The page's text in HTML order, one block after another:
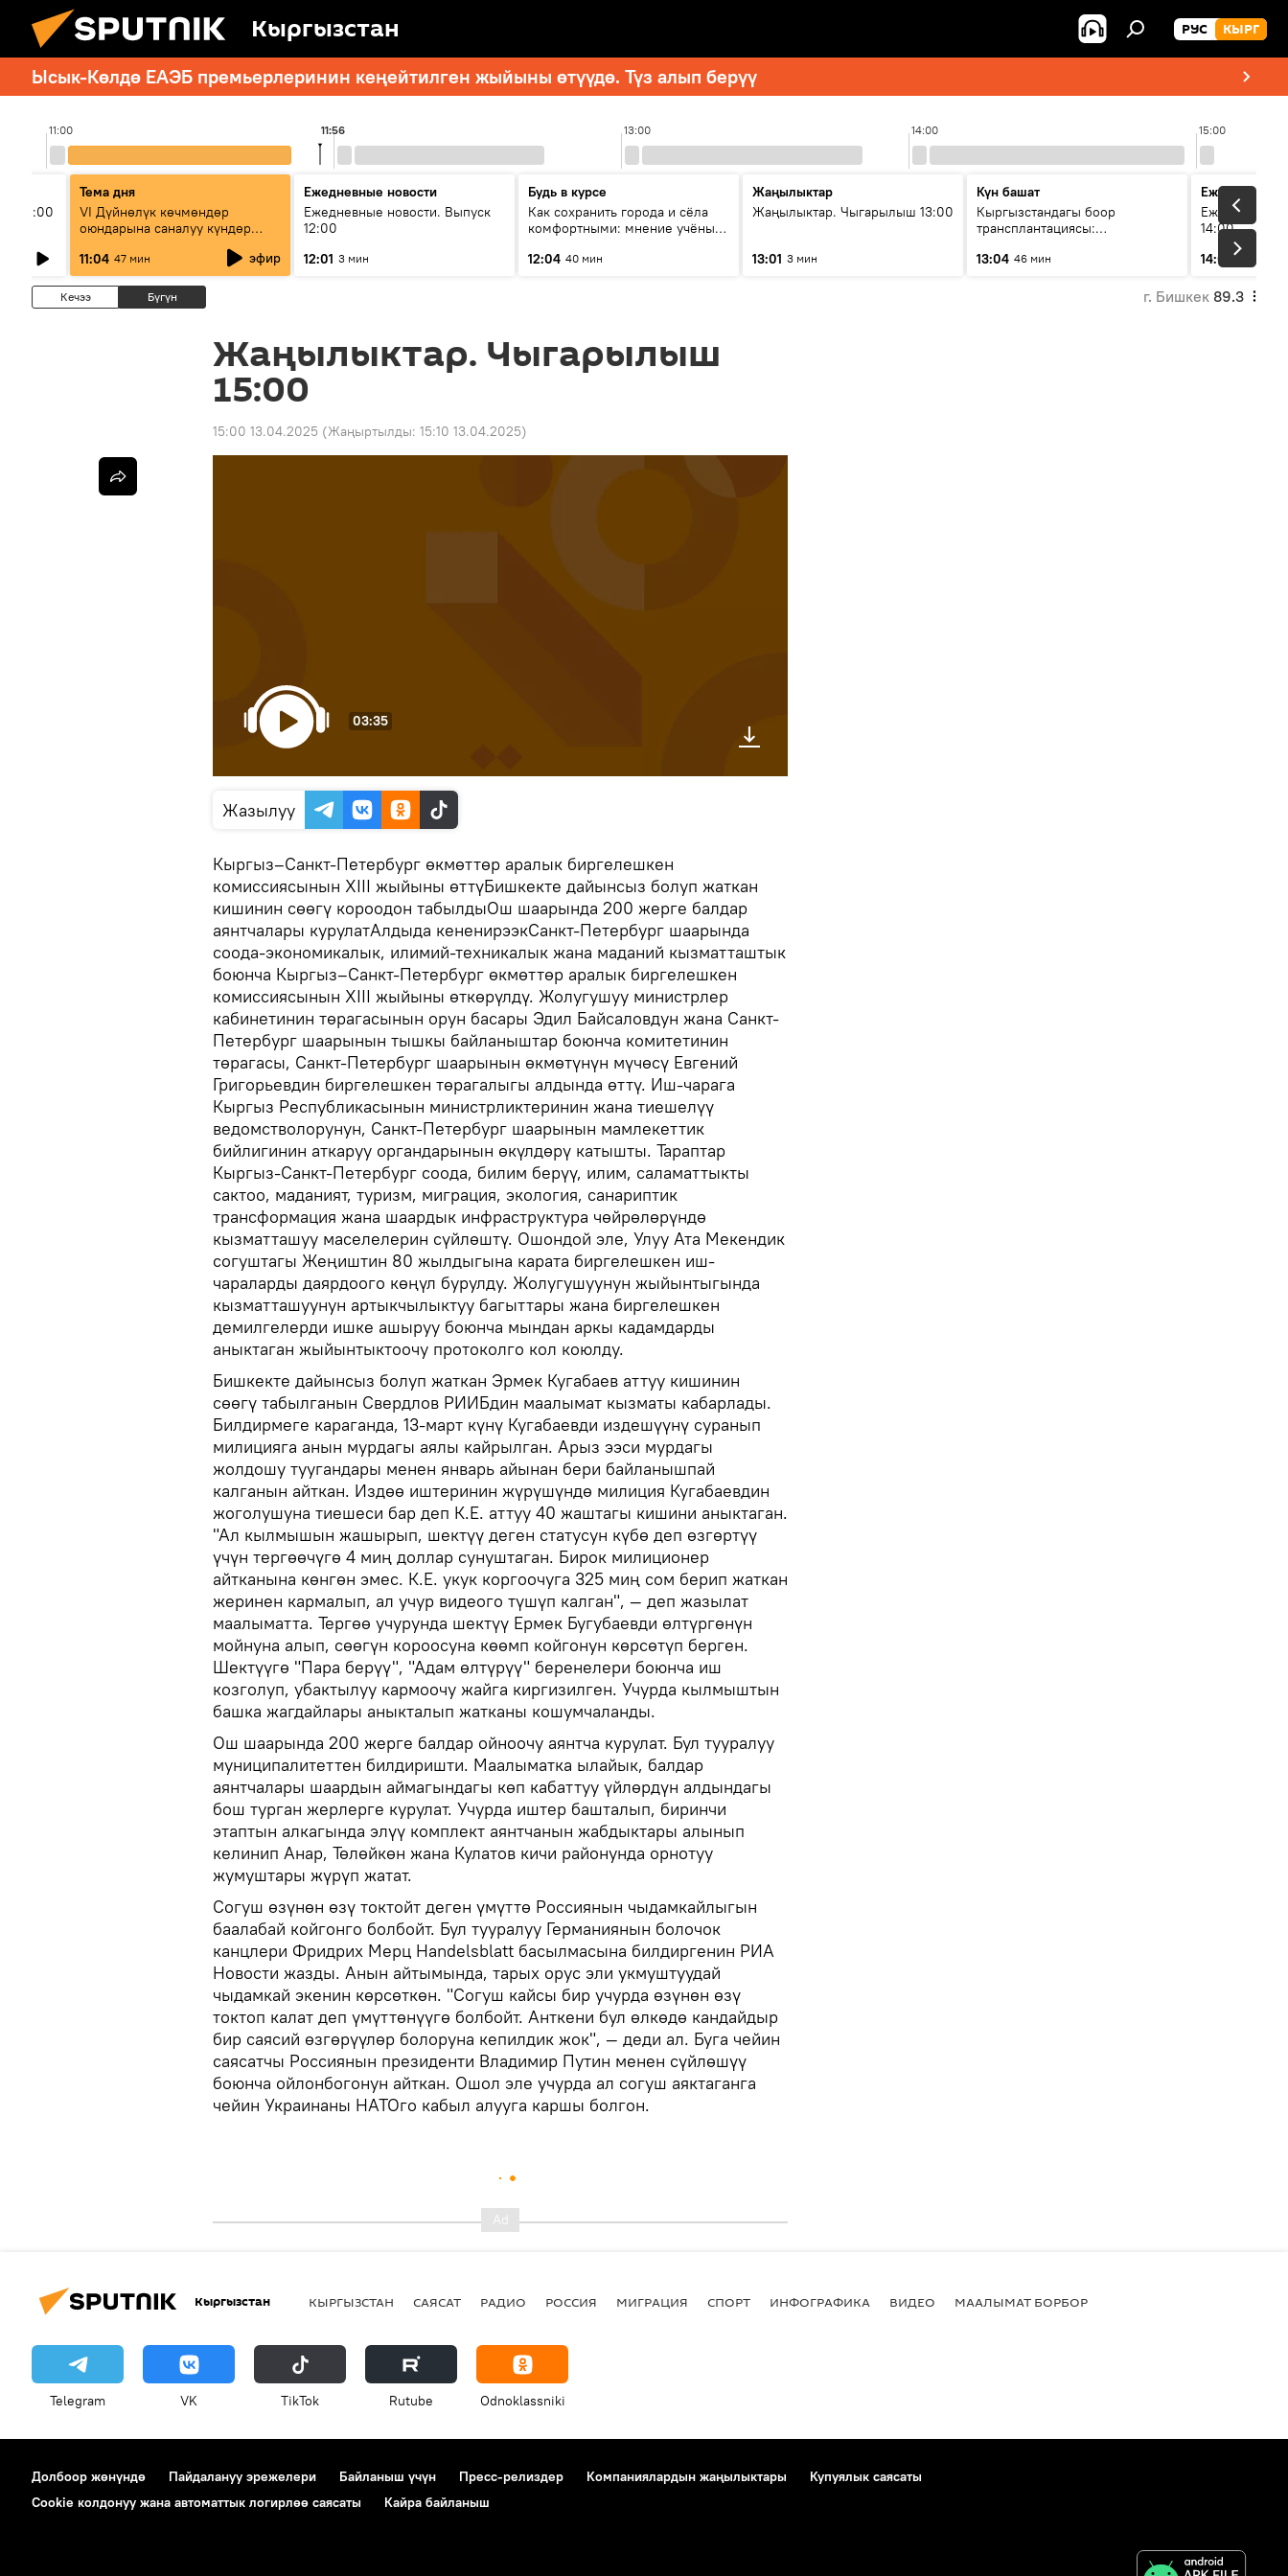
Кыргызстан РУС КЫРГ
Ысык-Көлдө ЕАЭБ премьерлеринин кеңейтилген жыйыны өтүүдө. Түз алып берүү
11:00 13:00 14:00 15:00
11:56
11:00
Тема дня
VI Дүйнөлүк көчмөндөр
оюндарына саналуу күндөр
калды: даярдык иштери кайсы
этапка жетти?
11:04 47 мин эфир
Ежедневные новости
Ежедневные новости. Выпуск
12:00
12:01 3 мин
Будь в курсе
Как сохранить города и сёла
комфортными: мнение учёных
12:04 40 мин
Жаңылыктар
Жаңылыктар. Чыгарылыш 13:00
13:01 3 мин
Күн башат
Кыргызстандагы боор
трансплантациясы:
келечеги
13:04 46 мин
Ежедневные
Ежедневные
14:00
14:01
3 мин
Кечээ Бүгүн г. Бишкек 89.3
Жаңылыктар. Чыгарылыш
15:00
15:00 13.04.2025 (Жаңыртылды: 15:10 13.04.2025)
03:35
Жазылуу
Кыргыз–Санкт-Петербург өкмөттөр аралык биргелешкен
комиссиясынын XIII жыйыны өттүБишкекте дайынсыз болуп жаткан
кишинин сөөгү короодон табылдыОш шаарында 200 жерге балдар
аянтчалары курулатАлдыда кененирээкСанкт-Петербург шаарында
соода-экономикалык, илимий-техникалык жана маданий кызматташтык
боюнча Кыргыз–Санкт-Петербург өкмөттөр аралык биргелешкен
комиссиясынын XIII жыйыны өткөрүлдү. Жолугушуу министрлер
кабинетинин төрагасынын орун басары Эдил Байсаловдун жана Санкт-
Петербург шаарынын тышкы байланыштар боюнча комитетинин
төрагасы, Санкт-Петербург шаарынын өкмөтүнүн мүчөсү Евгений
Григорьевдин биргелешкен төрагалыгы алдында өттү. Иш-чарага
Кыргыз Республикасынын министрликтеринин жана тиешелүү
ведомстволорунун, Санкт-Петербург шаарынын мамлекеттик
бийлигинин аткаруу органдарынын өкүлдөрү катышты. Тараптар
Кыргыз-Санкт-Петербург соода, билим берүү, илим, саламаттыкты
сактоо, маданият, туризм, миграция, экология, санариптик
трансформация жана шаардык инфраструктура чөйрөлөрүндө
кызматташуу маселелерин сүйлөштү. Ошондой эле, Улуу Ата Мекендик
согуштагы Жеңиштин 80 жылдыгына карата биргелешкен иш-
чараларды даярдоого көңүл бурулду. Жолугушуунун жыйынтыгында
кызматташуунун артыкчылыктуу багыттары жана биргелешкен
демилгелерди ишке ашыруу боюнча мындан аркы кадамдарды
аныктаган жыйынтыктоочу протоколго кол коюлду.
Бишкекте дайынсыз болуп жаткан Эрмек Кугабаев аттуу кишинин
сөөгү табылганын Свердлов РИИБдин маалымат кызматы кабарлады.
Билдирмеге караганда, 13-март күнү Кугабаевди издешүүнү суранып
милицияга анын мурдагы аялы кайрылган. Арыз ээси мурдагы
жолдошу туугандары менен январь айынан бери байланышпай
калганын айткан. Издөө иштеринин жүрүшүндө милиция Кугабаевдин
жоголушуна тиешеси бар деп К.Е. аттуу 40 жаштагы кишини аныктаган.
"Ал кылмышын жашырып, шектүү деген статусун күбө деп өзгөртүү
үчүн тергөөчүгө 4 миң доллар сунуштаган. Бирок милиционер
айтканына көнгөн эмес. К.Е. укук коргоочуга 325 миң сом берип жаткан
жеринен кармалып, ал учур видеого түшүп калган", — деп жазылат
маалыматта. Тергөө учурунда шектүү Ермек Бугубаевди өлтүргөнүн
мойнуна алып, сөөгүн короосуна көөмп койгонун көрсөтүп берген.
Шектүүгө "Пара берүү", "Адам өлтүрүү" беренелери боюнча иш
козголуп, убактылуу кармоочу жайга киргизилген. Учурда кылмыштын
башка жагдайлары аныкталып жатканы кошумчаланды.
Ош шаарында 200 жерге балдар ойноочу аянтча курулат. Бул тууралуу
муниципалитеттен билдиришти. Маалыматка ылайык, балдар
аянтчалары шаардын аймагындагы көп кабаттуу үйлөрдүн алдындагы
бош турган жерлерге курулат. Учурда иштер башталып, биринчи
этаптын алкагында элүү комплект аянтчанын жабдыктары алынып
келинип Анар, Төлөйкөн жана Кулатов кичи районунда орнотуу
жумуштары жүрүп жатат.
Согуш өзүнөн өзү токтойт деген үмүттө Россиянын чыдамкайлыгын
баалабай койгонго болбойт. Бул тууралуу Германиянын болочок
канцлери Фридрих Мерц Handelsblatt басылмасына билдиргенин РИА
Новости жазды. Анын айтымында, тарых орус эли укмуштуудай
чыдамкай экенин көрсөткөн. "Согуш кайсы бир учурда өзүнөн өзү
токтоп калат деп үмүттөнүүгө болбойт. Анткени бул өлкөдө кандайдыр
бир саясий өзгөрүүлөр болоруна кепилдик жок", — деди ал. Буга чейин
саясатчы Россиянын президенти Владимир Путин менен сүйлөшүү
боюнча ойлонбогонун айткан. Ошол эле учурда ал согуш аяктаганга
чейин Украинаны НАТОго кабыл алууга каршы болгон.
Кыргызстан КЫРГЫЗСТАН САЯСАТ РАДИО РОССИЯ МИГРАЦИЯ СПОРТ ИНФОГРАФИКА ВИДЕО МААЛЫМАТ БОРБОР
Telegram VK ТikТоk Rutube Odnoklassniki
Долбоор жөнүндө Пайдалануу эрежелери Байланыш үчүн Пресс-релиздер Компаниялардын жаңылыктары
Купуялык саясаты
Cookie колдонуу жана автоматтык логирлөө саясаты
Кайра байланыш